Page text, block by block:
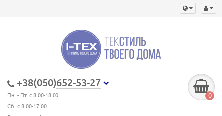
+38(050)652-53-27
Пн. - Пт. с 8.00-18.00
Сб. с 8.00-17.00
0